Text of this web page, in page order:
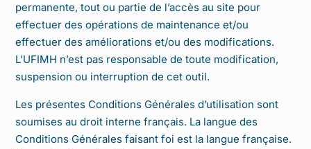
permanente, tout ou partie de l’accès au site pour
effectuer des opérations de maintenance et/ou
effectuer des améliorations et/ou des modifications.
L’UFIMH n’est pas responsable de toute modification,
suspension ou interruption de cet outil.
Les présentes Conditions Générales d’utilisation sont
soumises au droit interne français. La langue des
Conditions Générales faisant foi est la langue française.